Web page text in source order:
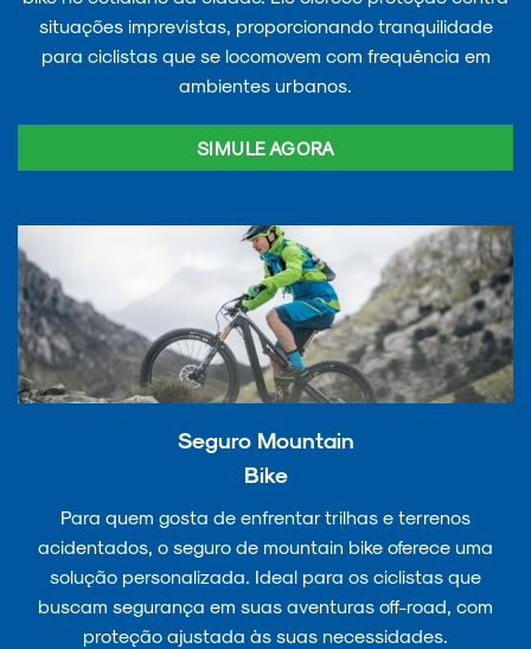
situações imprevistas, proporcionando tranquilidade
para ciclistas que se locomovem com frequência em
ambientes urbanos.
SIMULE AGORA
Seguro Mountain
Bike
Para quem gosta de enfrentar trilhas e terrenos
acidentados, o seguro de mountain bike oferece uma
solução personalizada. Ideal para os ciclistas que
buscam segurança em suas aventuras off-road, com
proteção ajustada às suas necessidades.